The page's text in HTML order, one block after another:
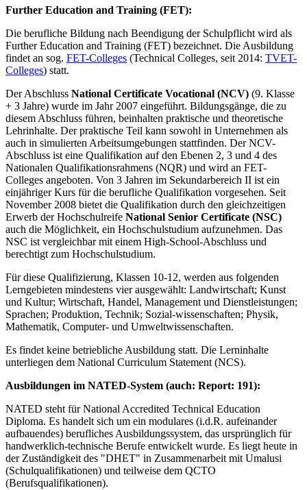
Further Education and Training (FET):
Die berufliche Bildung nach Beendigung der Schulpflicht wird als
Further Education and Training (FET) bezeichnet. Die Ausbildung
findet an sog. FET-Colleges (Technical Colleges, seit 2014: TVET-
Colleges) statt.
Der Abschluss National Certificate Vocational (NCV) (9. Klasse
+ 3 Jahre) wurde im Jahr 2007 eingeführt. Bildungsgänge, die zu
diesem Abschluss führen, beinhalten praktische und theoretische
Lehrinhalte. Der praktische Teil kann sowohl in Unternehmen als
auch in simulierten Arbeitsumgebungen stattfinden. Der NCV-
Abschluss ist eine Qualifikation auf den Ebenen 2, 3 und 4 des
Nationalen Qualifikationsrahmens (NQR) und wird an FET-
Colleges angeboten. Von 3 Jahren im Sekundarbereich II ist ein
einjähriger Kurs für die berufliche Qualifikation vorgesehen. Seit
November 2008 bietet die Qualifikation durch den gleichzeitigen
Erwerb der Hochschulreife National Senior Certificate (NSC)
auch die Möglichkeit, ein Hochschulstudium aufzunehmen. Das
NSC ist vergleichbar mit einem High-School-Abschluss und
berechtigt zum Hochschulstudium.
Für diese Qualifizierung, Klassen 10-12, werden aus folgenden
Lerngebieten mindestens vier ausgewählt: Landwirtschaft; Kunst
und Kultur; Wirtschaft, Handel, Management und Dienstleistungen;
Sprachen; Produktion, Technik; Sozial-wissenschaften; Physik,
Mathematik, Computer- und Umweltwissenschaften.
Es findet keine betriebliche Ausbildung statt. Die Lerninhalte
unterliegen dem National Curriculum Statement (NCS).
Ausbildungen im NATED-System (auch: Report: 191):
NATED steht für National Accredited Technical Education
Diploma. Es handelt sich um ein modulares (i.d.R. aufeinander
aufbauendes) berufliches Ausbildungssystem, das ursprünglich für
handwerklich-technische Berufe entwickelt wurde. Es liegt heute in
der Zuständigkeit des "DHET" in Zusammenarbeit mit Umalusi
(Schulqualifikationen) und teilweise dem QCTO
(Berufsqualifikationen).